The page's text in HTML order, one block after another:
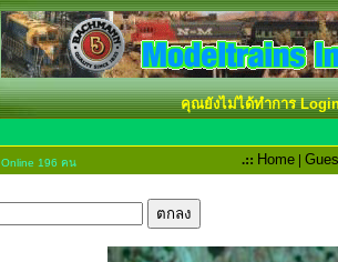
คุณยังไม่ได้ทำการ
Online 196 คน .:: Home |